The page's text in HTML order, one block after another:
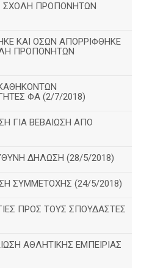
ΣΧΟΛΗ ΠΡΟΠΟΝΗΤΩΝ
ΚΑΙ ΟΣΩΝ ΑΠΟΡΡΙΦΘΗΚΕ
ΠΡΟΠΟΝΗΤΩΝ
ΦΑ (2/7/2018)
ΓΙΑ ΒΕΒΑΙΩΣΗ ΑΠΟ
ΔΗΛΩΣΗ (28/5/2018)
ΣΥΜΜΕΤΟΧΗΣ (24/5/2018)
ΠΡΟΣ ΤΟΥΣ ΣΠΟΥΔΑΣΤΕΣ
ΑΘΛΗΤΙΚΗΣ ΕΜΠΕΙΡΙΑΣ